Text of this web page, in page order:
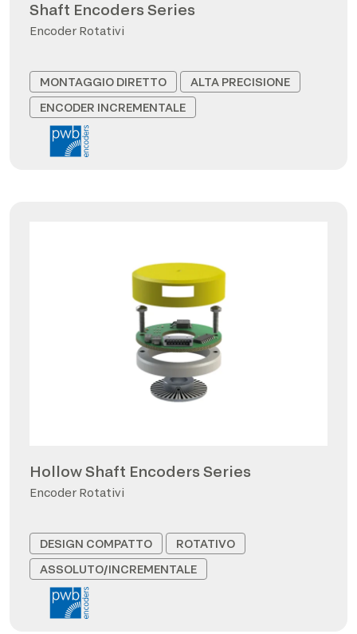
Shaft Encoders Series
Encoder Rotativi
MONTAGGIO DIRETTO
ALTA PRECISIONE
ENCODER INCREMENTALE
Hollow Shaft Encoders Series
Encoder Rotativi
DESIGN COMPATTO
ROTATIVO
ASSOLUTO/INCREMENTALE